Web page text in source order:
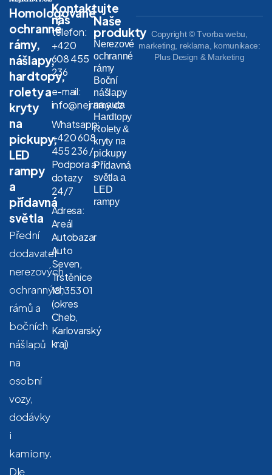
Homologované
ochranné
rámy,
nášlapy,
hardtopy,
rolety a
kryty
na
pickupy,
LED
rampy
a
přídavná
světla
Přední
dodavatel
nerezových
ochranných
rámů a
bočních
nášlapů
na
osobní
vozy,
dodávky
i
kamiony.
Dle
Kontaktujte
nás
telefon:
+420
608 455
236
e-mail:
info@nejramy.cz
Whatsapp:
+420 608
455 236 /
Podpora a
dotazy
24/7
Adresa:
Areál
Autobazar
Auto
Seven,
Trstěnice
18, 353 01
(okres
Cheb,
Karlovarský
kraj)
Naše
produkty
Nerezové
ochranné
rámy
Boční
nášlapy
na auta
Hardtopy
Rolety &
kryty na
pickupy
Přídavná
světla a
LED
rampy
Copyright © Tvorba webu,
marketing, reklama, komunikace:
Plus Design & Marketing